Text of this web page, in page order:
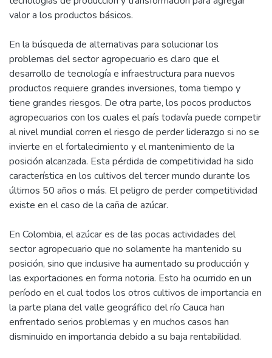
valor a los productos básicos.
En la búsqueda de alternativas para solucionar los
problemas del sector agropecuario es claro que el
desarrollo de tecnología e infraestructura para nuevos
productos requiere grandes inversiones, toma tiempo y
tiene grandes riesgos. De otra parte, los pocos productos
agropecuarios con los cuales el país todavía puede competir
al nivel mundial corren el riesgo de perder liderazgo si no se
invierte en el fortalecimiento y el mantenimiento de la
posición alcanzada. Esta pérdida de competitividad ha sido
característica en los cultivos del tercer mundo durante los
últimos 50 años o más. El peligro de perder competitividad
existe en el caso de la caña de azúcar.
En Colombia, el azúcar es de las pocas actividades del
sector agropecuario que no solamente ha mantenido su
posición, sino que inclusive ha aumentado su producción y
las exportaciones en forma notoria. Esto ha ocurrido en un
período en el cual todos los otros cultivos de importancia en
la parte plana del valle geográfico del río Cauca han
enfrentado serios problemas y en muchos casos han
disminuido en importancia debido a su baja rentabilidad.